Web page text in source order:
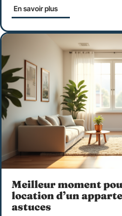
En savoir plus
Meilleur moment
location d’un
astuces